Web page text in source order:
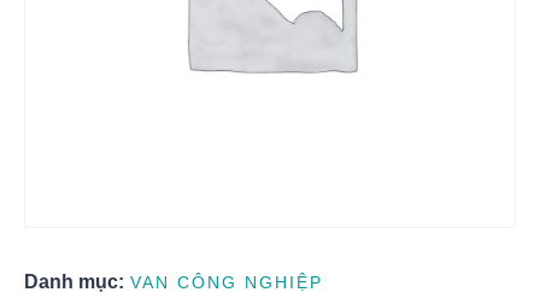
Danh mục: VAN CÔNG NGHIỆP